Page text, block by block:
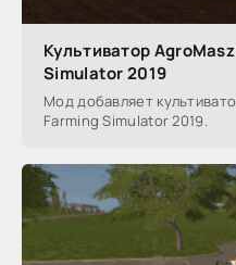
Культиватор
Simulator 2019
Мод добавляет
Farming Simulator 2019.